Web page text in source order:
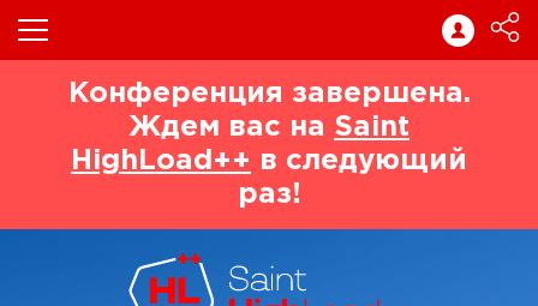
Конференция завершена.
Ждем вас на Saint
HighLoad++ в следующий
раз!